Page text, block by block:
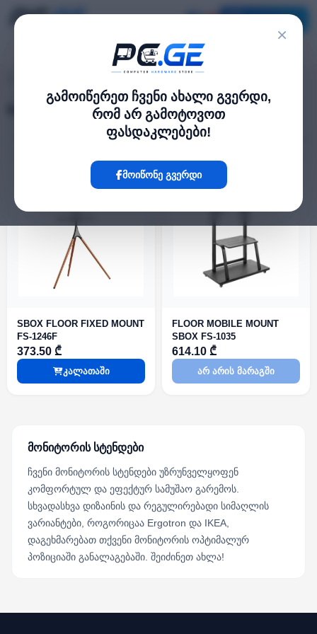
×
გამოიწერეთ ჩვენი ახალი გვერდი,
რომ არ გამოტოვოთ
ფასდაკლებები!
მოიწონე გვერდი
მონიტორის სტენდები
2 პროდუქტი
SBOX FLOOR FIXED MOUNT
FS-1246F
373.50 ₾
კალათაში
ᲐᲠ ᲐᲠᲘᲡ
FLOOR MOBILE MOUNT
SBOX FS-1035
614.10 ₾
არ არის მარაგში
მონიტორის სტენდები
ჩვენი მონიტორის სტენდები უზრუნველყოფენ
კომფორტულ და ეფექტურ სამუშაო გარემოს.
სხვადასხვა დიზაინის და რეგულირებადი სიმაღლის
ვარიანტები, როგორიცაა Ergotron და IKEA,
დაგეხმარებათ თქვენი მონიტორის ოპტიმალურ
პოზიციაში განალაგებაში. შეიძინეთ ახლა!